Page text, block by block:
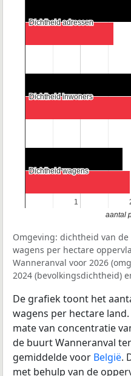
1
1
Dichtheid adressen
Dichtheid adressen
Dichtheid inwoners
Dichtheid inwoners
Dichtheid wagens
Dichtheid wagens
aantal
Omgeving: dichtheid van
wagens per hectare
Wanneranval voor 2026
2024 (bevolkingsdichtheid)
De grafiek toont het
wagens per hectare
mate van concentratie
de buurt Wanneranval
gemiddelde voor België.
met behulp van de